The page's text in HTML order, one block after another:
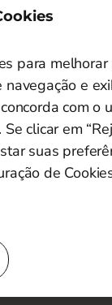
para
navegação e
concorda com
clicar em
suas
de